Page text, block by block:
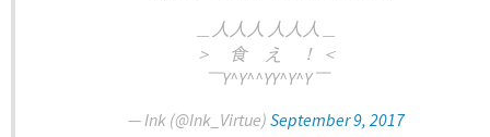
＿人人人 人人人＿
＞ 食 え ！ ＜
￣Y^Y^^YY^Y^Y￣
— Ink (@Ink_Virtue) September 9, 2017